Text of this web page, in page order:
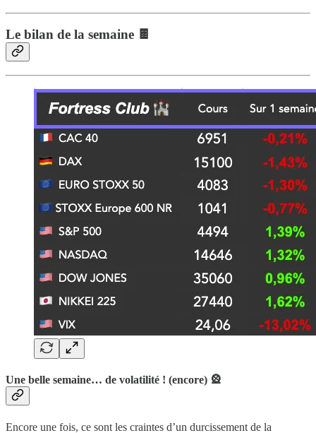
Le bilan de la semaine 🍫
Une belle semaine… de volatilité ! (encore) 🎡
Encore une fois, ce sont les craintes d’un durcissement de la